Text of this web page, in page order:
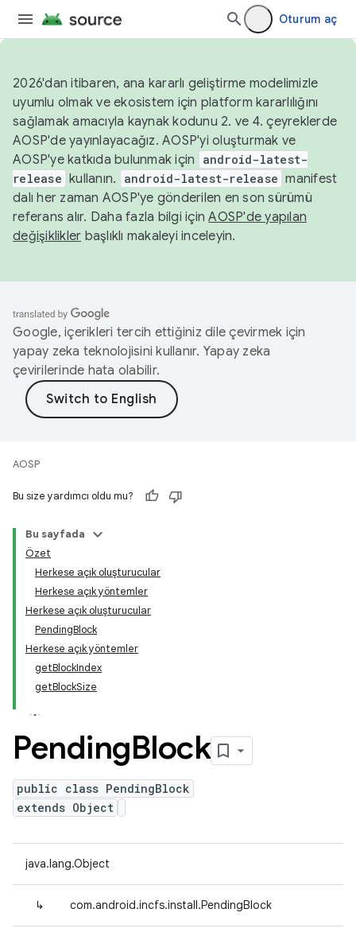
Oturum aç
2026'dan itibaren, ana kararlı geliştirme modelimizle
uyumlu olmak ve ekosistem için platform kararlılığını
sağlamak amacıyla kaynak kodunu 2. ve 4. çeyreklerde
AOSP'de yayınlayacağız. AOSP'yi oluşturmak ve
AOSP'ye katkıda bulunmak için
android-latest-
release kullanın. android-latest-release manifest
dalı her zaman AOSP'ye gönderilen en son sürümü
referans alır. Daha fazla bilgi içinAOSP'de yapılan
değişiklikler başlıklı makaleyi inceleyin.
Google, içerikleri tercih ettiğiniz dile çevirmek için
yapay zeka teknolojisini kullanır. Yapay zeka
çevirilerinde hata olabilir.
AOSP
Bu size yardımcı oldu mu?
Bu sayfada
Özet
Herkese açık oluşturucular
Herkese açık yöntemler
Herkese açık oluşturucular
PendingBlock
Herkese açık yöntemler
getBlockIndex
getBlockSize
PendingBlock
public class PendingBlock
extends Object
java.lang.Object
↳ com.android.incfs.install.PendingBlock